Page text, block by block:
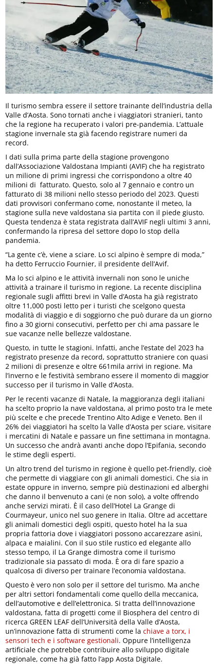
Il turismo sembra essere il settore trainante dell’industria della
Valle d’Aosta. Sono tornati anche i viaggiatori stranieri, tanto
che la regione ha recuperato i valori pre-pandemia. L’attuale
stagione invernale sta già facendo registrare numeri da
record.
I dati sulla prima parte della stagione provengono
dall’Associazione Valdostana Impianti (AVIF) che ha registrato
un milione di primi ingressi che corrispondono a oltre 40
milioni di fatturato. Questo, solo al 7 gennaio e contro un
fatturato di 38 milioni nello stesso periodo del 2023. Questi
dati provvisori confermano come, nonostante il meteo, la
stagione sulla neve valdostana sia partita con il piede giusto.
Questa tendenza è stata registrata dall’AVIF negli ultimi 3 anni,
confermando la ripresa del settore dopo lo stop della
pandemia.
“La gente c’è, viene a sciare. Lo sci alpino è sempre di moda,”
ha detto Ferruccio Fournier, il presidente dell’Avif.
Ma lo sci alpino e le attività invernali non sono le uniche
attività a trainare il turismo in regione. La recente disciplina
regionale sugli affitti brevi in Valle d’Aosta ha già registrato
oltre 11,000 posti letto per i turisti che scelgono questa
modalità di viaggio e di soggiorno che può durare da un giorno
fino a 30 giorni consecutivi, perfetto per chi ama passare le
sue vacanze nelle bellezze valdostane.
Questo, in tutte le stagioni. Infatti, anche l’estate del 2023 ha
registrato presenze da record, soprattutto straniere con quasi
2 milioni di presenze e oltre 661mila arrivi in regione. Ma
l’inverno e le festività sembrano essere il momento di maggior
successo per il turismo in Valle d’Aosta.
Per le recenti vacanze di Natale, la maggioranza degli italiani
ha scelto proprio la nave valdostana, al primo posto tra le mete
più scelte e che precede Trentino Alto Adige e Veneto. Ben il
26% dei viaggiatori ha scelto la Valle d’Aosta per sciare, visitare
i mercatini di Natale e passare un fine settimana in montagna.
Un successo che andrà avanti anche dopo l’Epifania, secondo
le stime degli esperti.
Un altro trend del turismo in regione è quello pet-friendly, cioè
che permette di viaggiare con gli animali domestici. Che sia in
estate oppure in inverno, sempre più destinazioni ed alberghi
che danno il benvenuto a cani (e non solo), a volte offrendo
anche servizi mirati. È il caso dell’Hotel La Grange di
Courmayeur, unico nel suo genere in Italia. Oltre ad accettare
gli animali domestici degli ospiti, questo hotel ha la sua
propria fattoria dove i viaggiatori possono accarezzare asini,
alpaca e maialini. Con il suo stile rustico ed elegante allo
stesso tempo, il La Grange dimostra come il turismo
tradizionale sia passato di moda. È ora di fare spazio a
qualcosa di diverso per trainare l’economia valdostana.
Questo è vero non solo per il settore del turismo. Ma anche
per altri settori fondamentali come quello della meccanica,
dell’automotive e dell’elettronica. Si tratta dell’innovazione
valdostana, fatta di progetti come il Biosphera del centro di
ricerca GREEN LEAF dell’Università della Valle d’Aosta,
un’innovazione fatta di strumenti come la chiave a torx, i
sensori tech e i software gestionali. Oppure l’intelligenza
artificiale che potrebbe contribuire allo sviluppo digitale
regionale, come ha già fatto l’app Aosta Digitale.